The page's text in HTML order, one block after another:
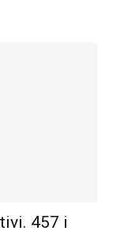
457 i